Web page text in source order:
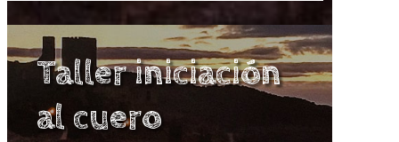
Taller iniciación
al cuero